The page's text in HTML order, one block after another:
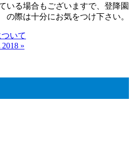
いる場合もございますで、登降園
の際は十分にお気をつけ下さい。
いて
»